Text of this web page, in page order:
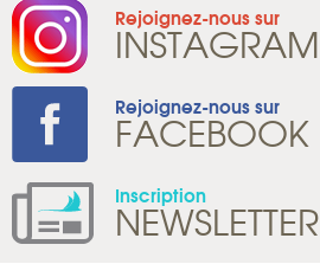
Rejoignez-nous sur
INSTAGRAM
Rejoignez-nous sur
FACEBOOK
Inscription
NEWSLETTER